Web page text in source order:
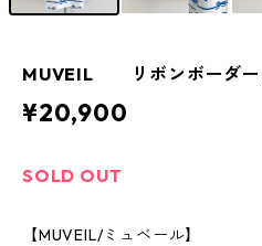
MUVEIL リボンボーダー
¥20,900
SOLD OUT
【MUVEIL/ミュベール】